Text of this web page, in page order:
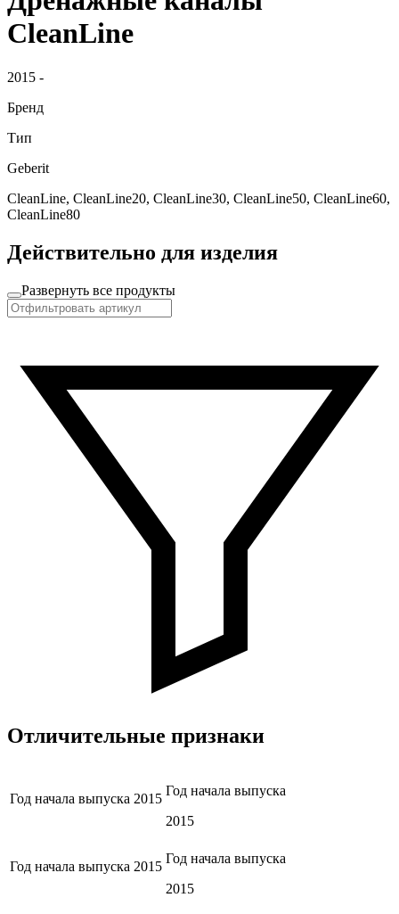
CleanLine
2015 -
Бренд
Тип
Geberit
CleanLine, CleanLine20, CleanLine30, CleanLine50, CleanLine60,
CleanLine80
Действительно для изделия
Развернуть все продукты
Отличительные признаки
Год начала выпуска 2015
Год начала выпуска
2015
Год начала выпуска 2015
Год начала выпуска
2015